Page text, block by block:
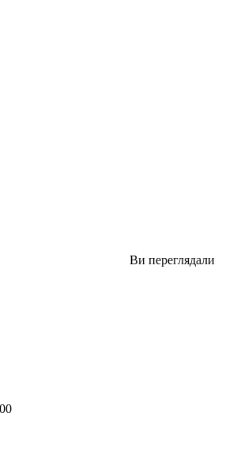
Ви переглядали